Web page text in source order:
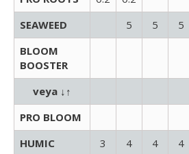
SEAWEED
5 5 5
BLOOM
BOOSTER
veya ↓↑
PRO BLOOM
HUMIC
3 4 4 4